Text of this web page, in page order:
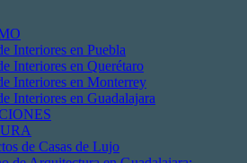
Interiores en Puebla
Interiores en Querétaro
Interiores en Monterrey
Interiores en Guadalajara
de Casas de Lujo